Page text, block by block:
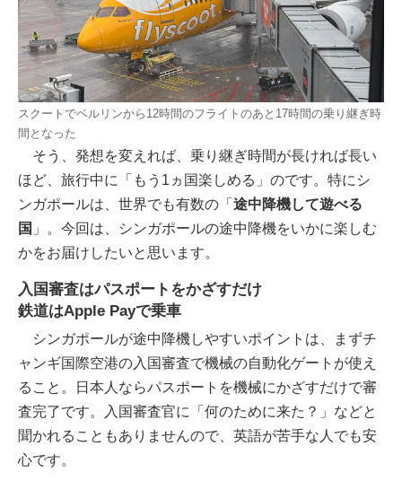
スクートでベルリンから12時間のフライトのあと17時間の乗り継ぎ時
間となった
そう、発想を変えれば、乗り継ぎ時間が長ければ長い
ほど、旅行中に「もう1ヵ国楽しめる」のです。特にシ
ンガポールは、世界でも有数の「 途中降機して遊べる
国 」。今回は、シンガポールの途中降機をいかに楽しむ
かをお届けしたいと思います。
入国審査はパスポートをかざすだけ
鉄道はApple Payで乗車
シンガポールが途中降機しやすいポイントは、まずチ
ャンギ国際空港の入国審査で機械の自動化ゲートが使え
ること。日本人ならパスポートを機械にかざすだけで審
査完了です。入国審査官に「何のために来た？」などと
聞かれることもありませんので、英語が苦手な人でも安
心です。